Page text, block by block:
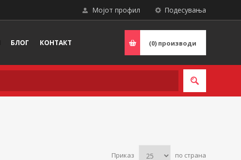
Подесувања
Мојот профил
БЛОГ КОНТАКТ (0) производи
Приказ по страна